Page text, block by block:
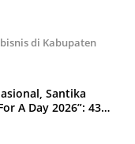
di Kabupaten
Santika
A Day 2026”: 43